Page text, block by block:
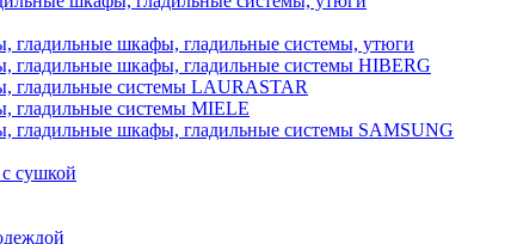
гладильные шкафы, гладильные системы, утюги
гладильные шкафы, гладильные системы HIBERG
гладильные системы LAURASTAR
гладильные системы MIELE
гладильные шкафы, гладильные системы SAMSUNG
сушкой